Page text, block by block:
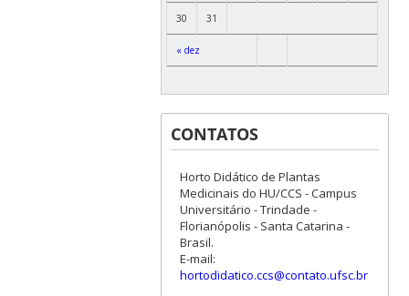
« dez
30 31
CONTATOS
Horto Didático de Plantas
Medicinais do HU/CCS - Campus
Universitário - Trindade -
Florianópolis - Santa Catarina -
Brasil.
E-mail:
hortodidatico.ccs@contato.ufsc.br